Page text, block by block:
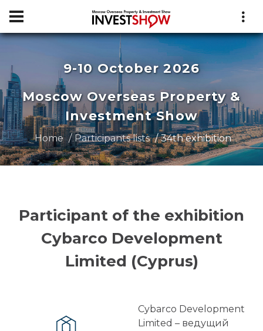
9-10 October 2026
Moscow Overseas Property &
Investment Show
Home Participants lists 34th exhibition
Participant of the exhibition
Cybarco Development
Limited (Cyprus)
Cybarco Development
Limited – ведущий